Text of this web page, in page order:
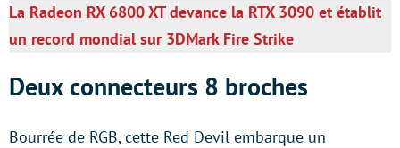
La Radeon RX 6800 XT devance la RTX 3090 et établit
un record mondial sur 3DMark Fire Strike
Deux connecteurs 8 broches
Bourrée de RGB, cette Red Devil embarque un